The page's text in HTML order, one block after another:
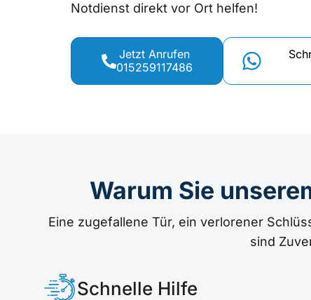
Notdienst direkt vor Ort helfen!
Jetzt Anrufen
015259117486
Warum Sie
Eine zugefallene Tür, ein verlorener
sind
Schnelle Hilfe